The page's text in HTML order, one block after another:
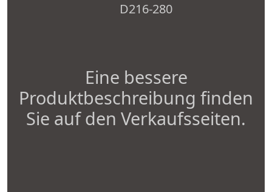
D216-280
Eine bessere
Produktbeschreibung finden
Sie auf den Verkaufsseiten.